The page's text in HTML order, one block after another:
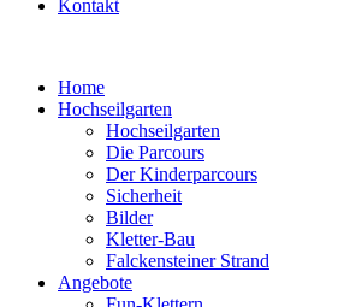
Kontakt
Home
Hochseilgarten
Hochseilgarten
Die Parcours
Der Kinderparcours
Sicherheit
Bilder
Kletter-Bau
Falckensteiner Strand
Angebote